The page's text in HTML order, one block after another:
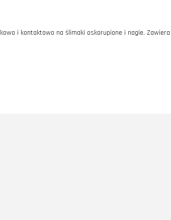
i kontaktowo na ślimaki oskorupione i nagie. Zawiera